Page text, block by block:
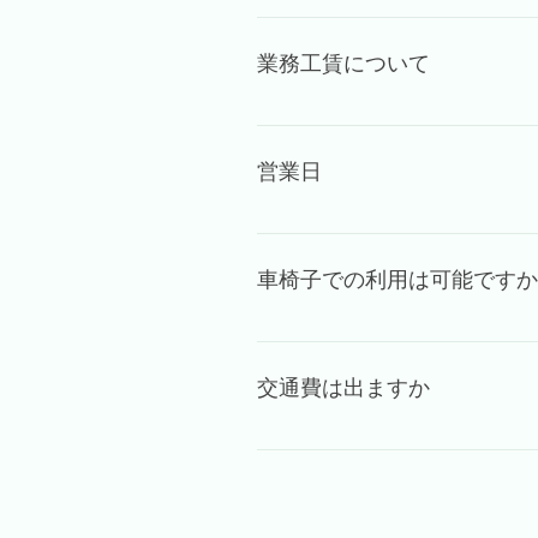
就労継続支援B型IVYの利用を
見学、ご面談 ③体験 ④振り返り
業務工賃について
IVYでは1時間400円の最低業務
賃は変動します。 アイビーで
営業日
月曜日～金曜日 土曜日は隔週
車椅子での利用は可能ですか
車椅子での利用は可能ですが、
交通費は出ますか
毎月、上限1万円まで実費とし